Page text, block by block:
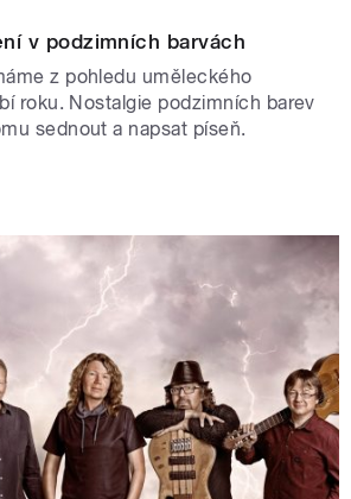
v podzimních barvách
z pohledu uměleckého
roku. Nostalgie podzimních barev
sednout a napsat píseň.